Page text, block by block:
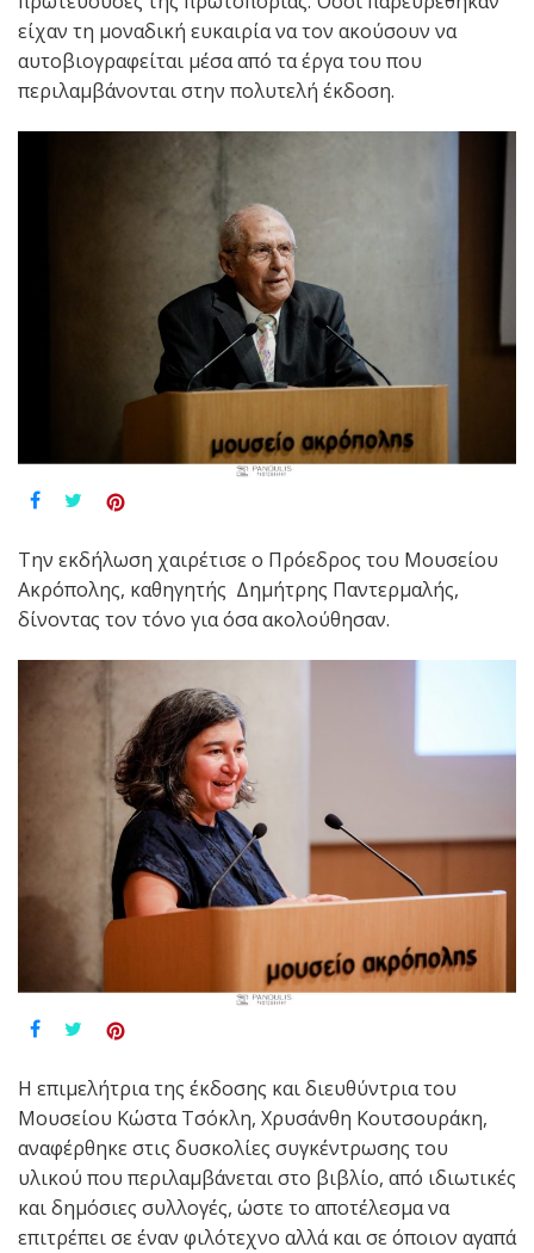
είχαν τη μοναδική ευκαιρία να τον ακούσουν να
αυτοβιογραφείται μέσα από τα έργα του που
περιλαμβάνονται στην πολυτελή έκδοση.
Την εκδήλωση χαιρέτισε ο Πρόεδρος του Μουσείου
Ακρόπολης, καθηγητής Δημήτρης Παντερμαλής,
δίνοντας τον τόνο για όσα ακολούθησαν.
Η επιμελήτρια της έκδοσης και διευθύντρια του
Μουσείου Κώστα Τσόκλη, Χρυσάνθη Κουτσουράκη,
αναφέρθηκε στις δυσκολίες συγκέντρωσης του
υλικού που περιλαμβάνεται στο βιβλίο, από ιδιωτικές
και δημόσιες συλλογές, ώστε το αποτέλεσμα να
επιτρέπει σε έναν φιλότεχνο αλλά και σε όποιον αγαπά